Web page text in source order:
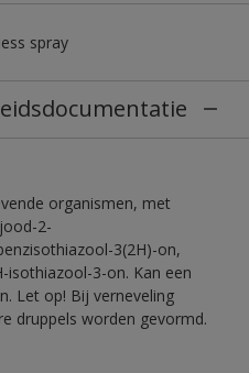
spray
organismen, met
2-
3(2H)-on,
isothiazool-3-on. Kan een
Let op! Bij verneveling
druppels worden gevormd.